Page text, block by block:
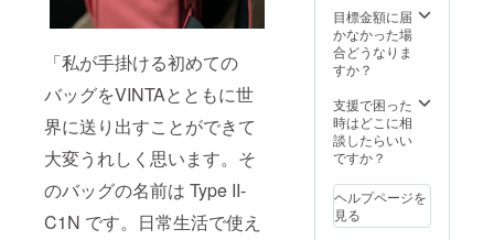
「私が手掛ける初めての
バッグをVINTAとともに世
界に送り出すことができて
大変うれしく思います。そ
のバッグの名前は Type II-
C1N です。日常生活で使え
目標金額に届
かなかった場
合どうなりま
すか？
支援で困った
時はどこに相
談したらいい
ですか？
ヘルプページを
見る